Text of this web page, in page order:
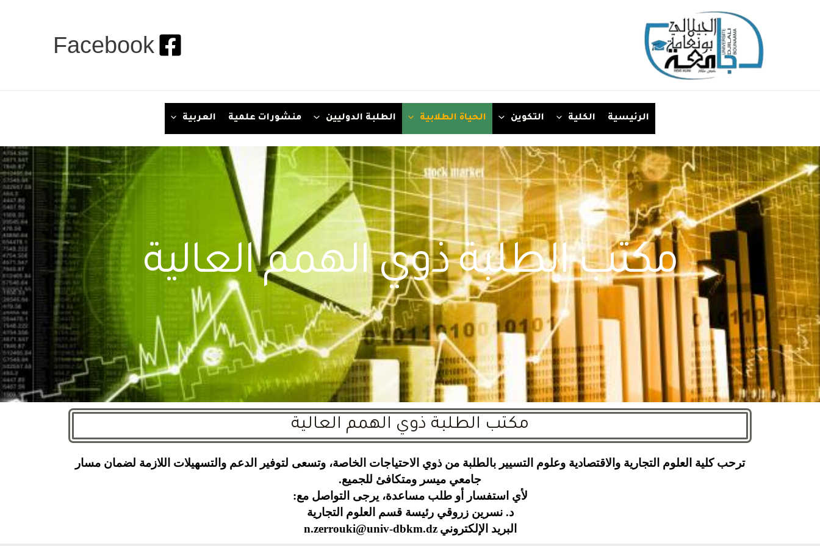
Facebook
الرئيسية الكلية التكوين الحياة الطلابية الطلبة الدوليين منشورات علمية العربية
مكتب الطلبة ذوي الهمم العالية
مكتب الطلبة ذوي الهمم العالية
ترحب كلية العلوم التجارية والاقتصادية وعلوم التسيير بالطلبة من ذوي الاحتياجات الخاصة، وتسعى لتوفير الدعم والتسهيلات اللازمة لضمان مسار
جامعي ميسر ومتكافئ للجميع.
لأي استفسار أو طلب مساعدة، يرجى التواصل مع:
د.نسرين زروقي رئيسة قسم العلوم التجارية
البريد الإلكتروني n.zerrouki@univ-dbkm.dz